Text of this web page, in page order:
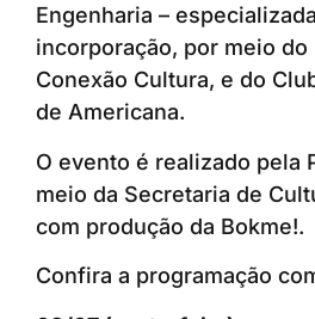
Engenharia –
incorporação, por meio do
Conexão Cultura, e do
de Americana.
O evento é realizado pela
meio da Secretaria de
com produção da Bokme!.
Confira a programação